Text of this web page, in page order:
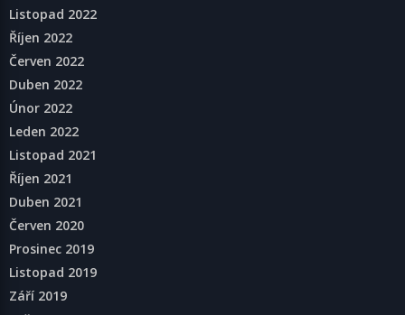
Listopad 2022
Říjen 2022
Červen 2022
Duben 2022
Únor 2022
Leden 2022
Listopad 2021
Říjen 2021
Duben 2021
Červen 2020
Prosinec 2019
Listopad 2019
Září 2019